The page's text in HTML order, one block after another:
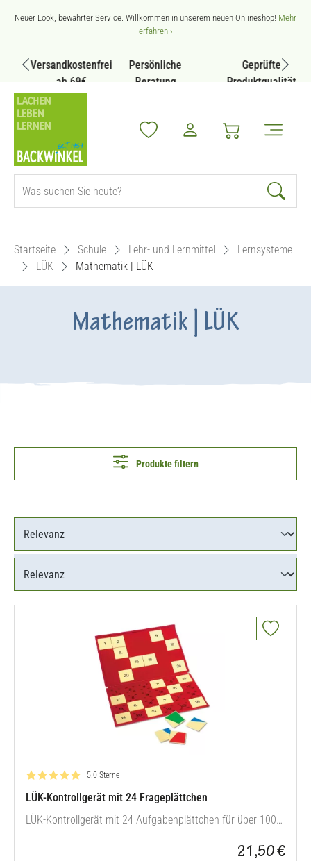
Zum Hauptinhalt springen
Neuer Look, bewährter Service. Willkommen in unserem neuen Onlineshop! Mehr
erfahren ›
Versandkostenfrei
ab 69€
Persönliche
Beratung
Geprüfte
Produktqualität
Startseite Schule Lehr- und Lernmittel
Lernsysteme
LÜK
Mathematik | LÜK
Mathematik | LÜK
Produkte filtern
Bewertung: 5.0 von 5
5.0 Sterne
LÜK-Kontrollgerät mit 24 Frageplättchen
LÜK-Kontrollgerät mit 24 Aufgabenplättchen für über 100
21,50 €